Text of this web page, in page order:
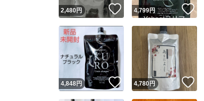
2,480円 いいね！
4,799円
4,848円 いいね！
4,780円